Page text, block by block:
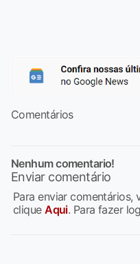
Comentários
Nenhum comentario!
Enviar comentário
Para enviar comentários,
cliqueAqui. Para fazer